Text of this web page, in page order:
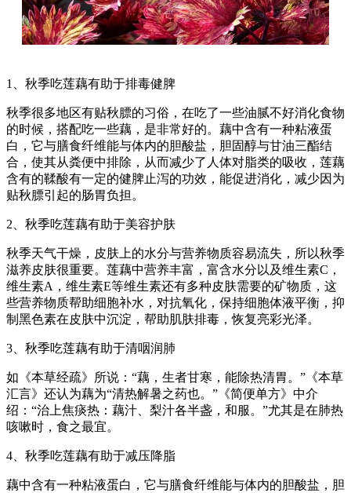
1、秋季吃莲藕有助于排毒健脾
秋季很多地区有贴秋膘的习俗，在吃了一些油腻不好消化食物
的时候，搭配吃一些藕，是非常好的。藕中含有一种粘液蛋
白，它与膳食纤维能与体内的胆酸盐，胆固醇与甘油三酯结
合，使其从粪便中排除，从而减少了人体对脂类的吸收，莲藕
含有的鞣酸有一定的健脾止泻的功效，能促进消化，减少因为
贴秋膘引起的肠胃负担。
2、秋季吃莲藕有助于美容护肤
秋季天气干燥，皮肤上的水分与营养物质容易流失，所以秋季
滋养皮肤很重要。莲藕中营养丰富，富含水分以及维生素C，
维生素A，维生素E等维生素还有多种皮肤需要的矿物质，这
些营养物质帮助细胞补水，对抗氧化，保持细胞体液平衡，抑
制黑色素在皮肤中沉淀，帮助肌肤排毒，恢复亮彩光泽。
3、秋季吃莲藕有助于清咽润肺
如《本草经疏》所说：“藕，生者甘寒，能除热清胃。”《本草
汇言》还认为藕为“清热解暑之药也。”《简便单方》中介
绍：“治上焦痰热：藕汁、梨汁各半盏，和服。”尤其是在肺热
咳嗽时，食之最宜。
4、秋季吃莲藕有助于减压降脂
藕中含有一种粘液蛋白，它与膳食纤维能与体内的胆酸盐，胆